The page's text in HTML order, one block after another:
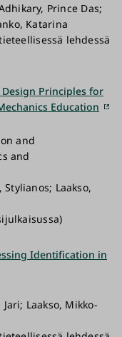
Prince Das;
Katarina
lehdessä
Principles for
Education
and
and
Laakso,
Identification in
Laakso, Mikko-